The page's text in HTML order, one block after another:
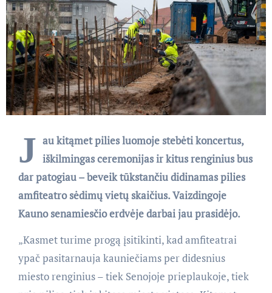
J au kitąmet pilies luomoje stebėti koncertus,
iškilmingas ceremonijas ir kitus renginius bus
dar patogiau – beveik tūkstančiu didinamas pilies
amfiteatro sėdimų vietų skaičius. Vaizdingoje
Kauno senamiesčio erdvėje darbai jau prasidėjo.
„Kasmet turime progą įsitikinti, kad amfiteatrai
ypač pasitarnauja kauniečiams per didesnius
miesto renginius – tiek Senojoje prieplaukoje, tiek